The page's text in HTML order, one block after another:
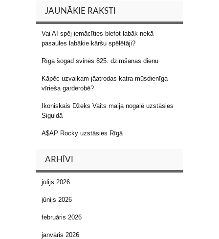
JAUNĀKIE RAKSTI
Vai AI spēj iemācīties blefot labāk nekā
pasaules labākie kāršu spēlētāji?
Rīga šogad svinēs 825. dzimšanas dienu
Kāpēc uzvalkam jāatrodas katra mūsdienīga
vīrieša garderobē?
Ikoniskais Džeks Vaits maija nogalē uzstāsies
Siguldā
A$AP Rocky uzstāsies Rīgā
ARHĪVI
jūlijs 2026
jūnijs 2026
februāris 2026
janvāris 2026